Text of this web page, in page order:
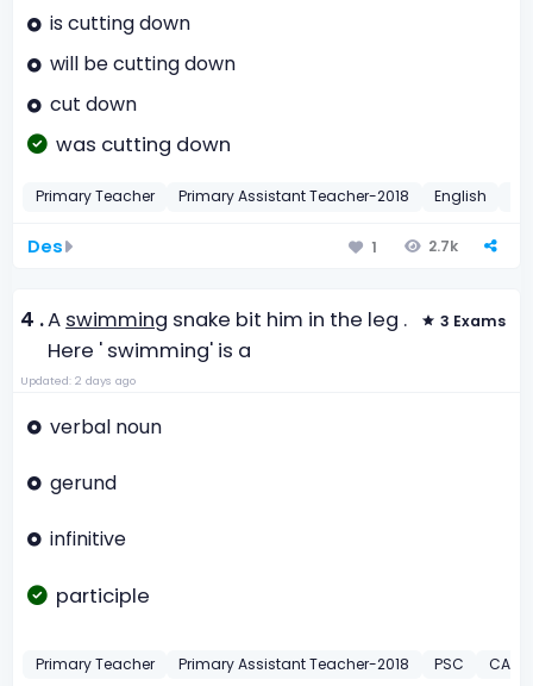
is cutting down
will be cutting down
cut down
was cutting down
Primary Teacher Primary Assistant Teacher-2018 English
Des 1 2.7k
4 .A swimming snake bit him in the leg .
Here ' swimming' is a
3 Exams
Updated: 2 days ago
verbal noun
gerund
infinitive
participle
Primary Teacher Primary Assistant Teacher-2018 PSC